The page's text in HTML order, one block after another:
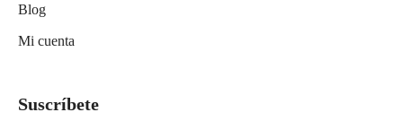
Blog
Mi cuenta
Suscríbete